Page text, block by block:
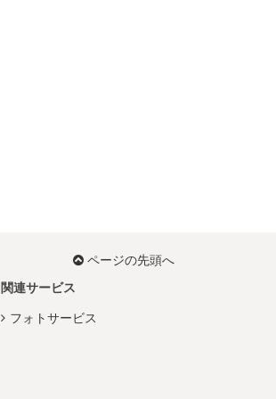
ページの先頭へ
関連サービス
フォトサービス